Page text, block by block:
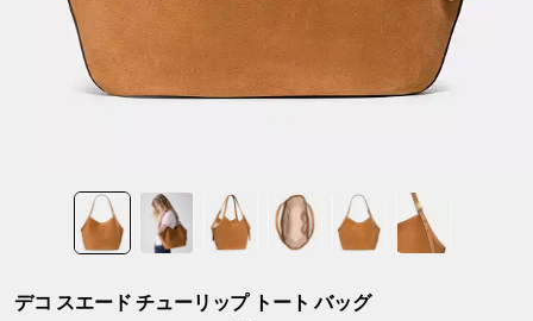
デコ スエード チューリップ トート バッグ